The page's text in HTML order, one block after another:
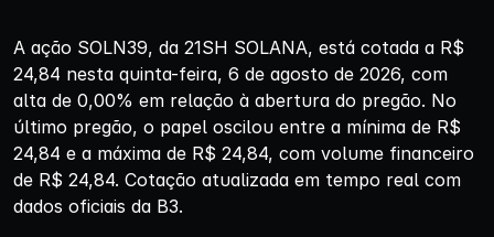
A ação SOLN39, da 21SH SOLANA, está cotada a R$
24,84 nesta quinta-feira, 6 de agosto de 2026, com
alta de 0,00% em relação à abertura do pregão. No
último pregão, o papel oscilou entre a mínima de R$
24,84 e a máxima de R$ 24,84, com volume financeiro
de R$ 24,84. Cotação atualizada em tempo real com
dados oficiais da B3.